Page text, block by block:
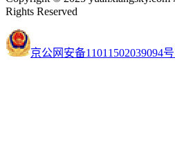
Rights Reserved
京公网安备11011502039094号